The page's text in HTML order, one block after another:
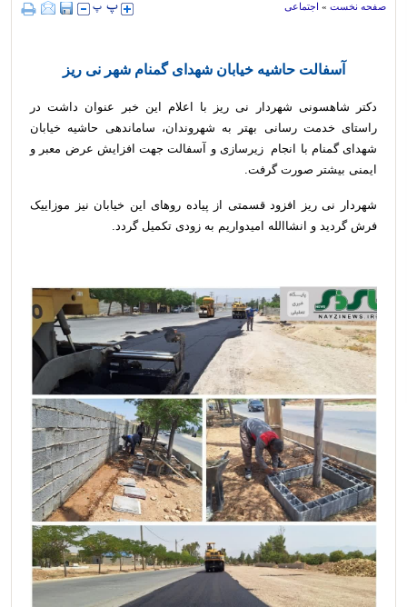
صفحه نخست » اجتماعی
آسفالت حاشیه خیابان شهدای گمنام شهر نی ریز
دکتر شاهسونی شهردار نی ریز با اعلام این خبر عنوان داشت در
راستای خدمت رسانی بهتر به شهروندان، ساماندهی حاشیه خیابان
شهدای گمنام با انجام زیرسازی و آسفالت جهت افزایش عرض معبر و
ایمنی بیشتر صورت گرفت.
شهردار نی ریز افزود قسمتی از پیاده روهای این خیابان نیز موزاییک
فرش گردید و انشاالله امیدواریم به زودی تکمیل گردد.